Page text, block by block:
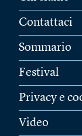
Contattaci
Sommario
Festival
Privacy e
Video